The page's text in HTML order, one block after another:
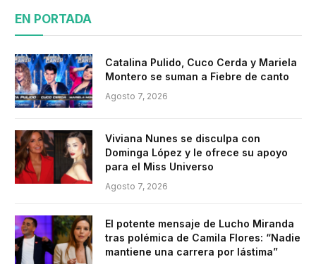
EN PORTADA
Catalina Pulido, Cuco Cerda y Mariela
Montero se suman a Fiebre de canto
Agosto 7, 2026
Viviana Nunes se disculpa con
Dominga López y le ofrece su apoyo
para el Miss Universo
Agosto 7, 2026
El potente mensaje de Lucho Miranda
tras polémica de Camila Flores: “Nadie
mantiene una carrera por lástima”